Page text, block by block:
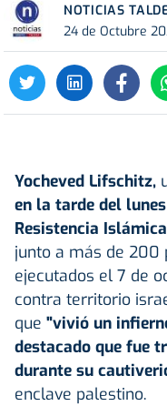
NOTICIAS
24 de Octubre
Yocheved Lifschitz,
en la tarde del
Resistencia
junto a más de 200
ejecutados el 7 de
contra territorio
que "vivió un
destacado que fue
durante su
enclave palestino.